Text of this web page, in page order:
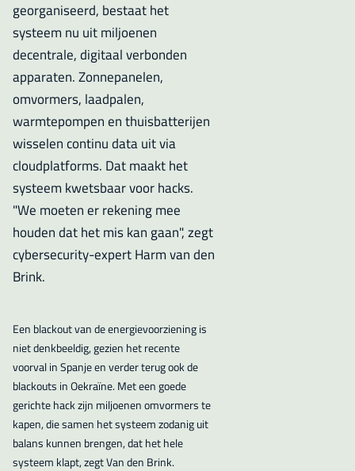
georganiseerd, bestaat het
systeem nu uit miljoenen
decentrale, digitaal verbonden
apparaten. Zonnepanelen,
omvormers, laadpalen,
warmtepompen en thuisbatterijen
wisselen continu data uit via
cloudplatforms. Dat maakt het
systeem kwetsbaar voor hacks.
"We moeten er rekening mee
houden dat het mis kan gaan", zegt
cybersecurity-expert Harm van den
Brink.
Een blackout van de energievoorziening is
niet denkbeeldig, gezien het recente
voorval in Spanje en verder terug ook de
blackouts in Oekraïne. Met een goede
gerichte hack zijn miljoenen omvormers te
kapen, die samen het systeem zodanig uit
balans kunnen brengen, dat het hele
systeem klapt, zegt Van den Brink.